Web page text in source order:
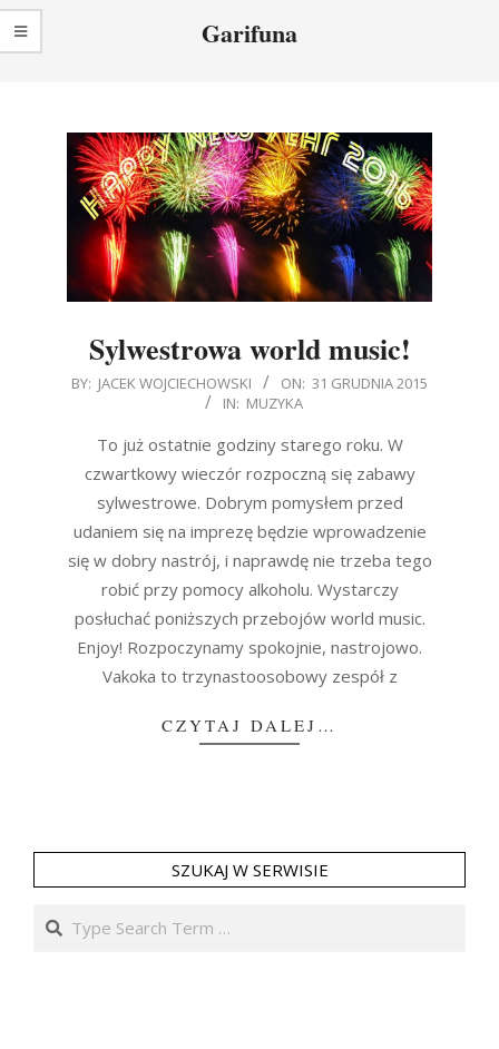
Garifuna
Sylwestrowa world music!
2015-
BY: JACEK WOJCIECHOWSKI ON: 31 GRUDNIA 2015
IN: MUZYKA
To już ostatnie godziny starego roku. W
czwartkowy wieczór rozpoczną się zabawy
sylwestrowe. Dobrym pomysłem przed
udaniem się na imprezę będzie wprowadzenie
się w dobry nastrój, i naprawdę nie trzeba tego
robić przy pomocy alkoholu. Wystarczy
posłuchać poniższych przebojów world music.
Enjoy! Rozpoczynamy spokojnie, nastrojowo.
Vakoka to trzynastoosobowy zespół z
CZYTAJ DALEJ…
SZUKAJ W SERWISIE
Search